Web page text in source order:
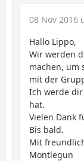
08 Nov 2016
Hallo Lippo,
Wir werden
machen, um
mit der
Ich werde
hat.
Vielen Dank
Bis bald.
Mit
Montlegun